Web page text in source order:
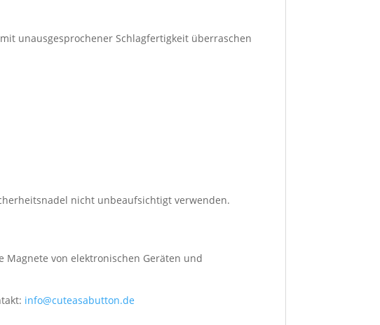
unausgesprochener Schlagfertigkeit überraschen
nicht unbeaufsichtigt verwenden.
Magnete von elektronischen Geräten und
info@cuteasabutton.de